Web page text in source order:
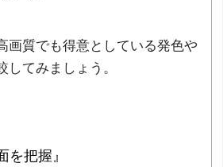
画質でも得意としている発色や
てみましょう。
を把握』